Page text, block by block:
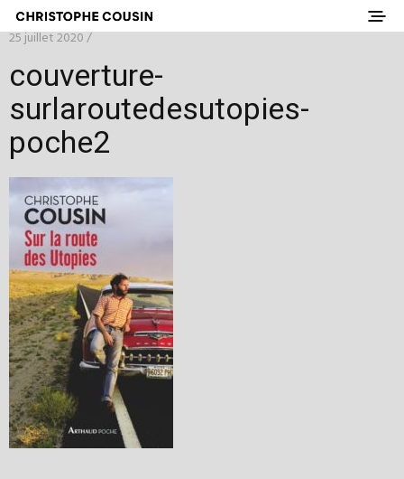
25 juillet 2020 /
couverture-
surlaroutedesutopies-
poche2